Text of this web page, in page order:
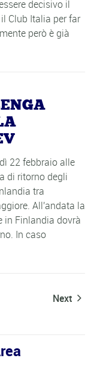
decisivo il
Club Italia per far
però è già
22 febbraio alle
di ritorno degli
tra
All'andata la
in Finlandia dovrà
In caso
Next